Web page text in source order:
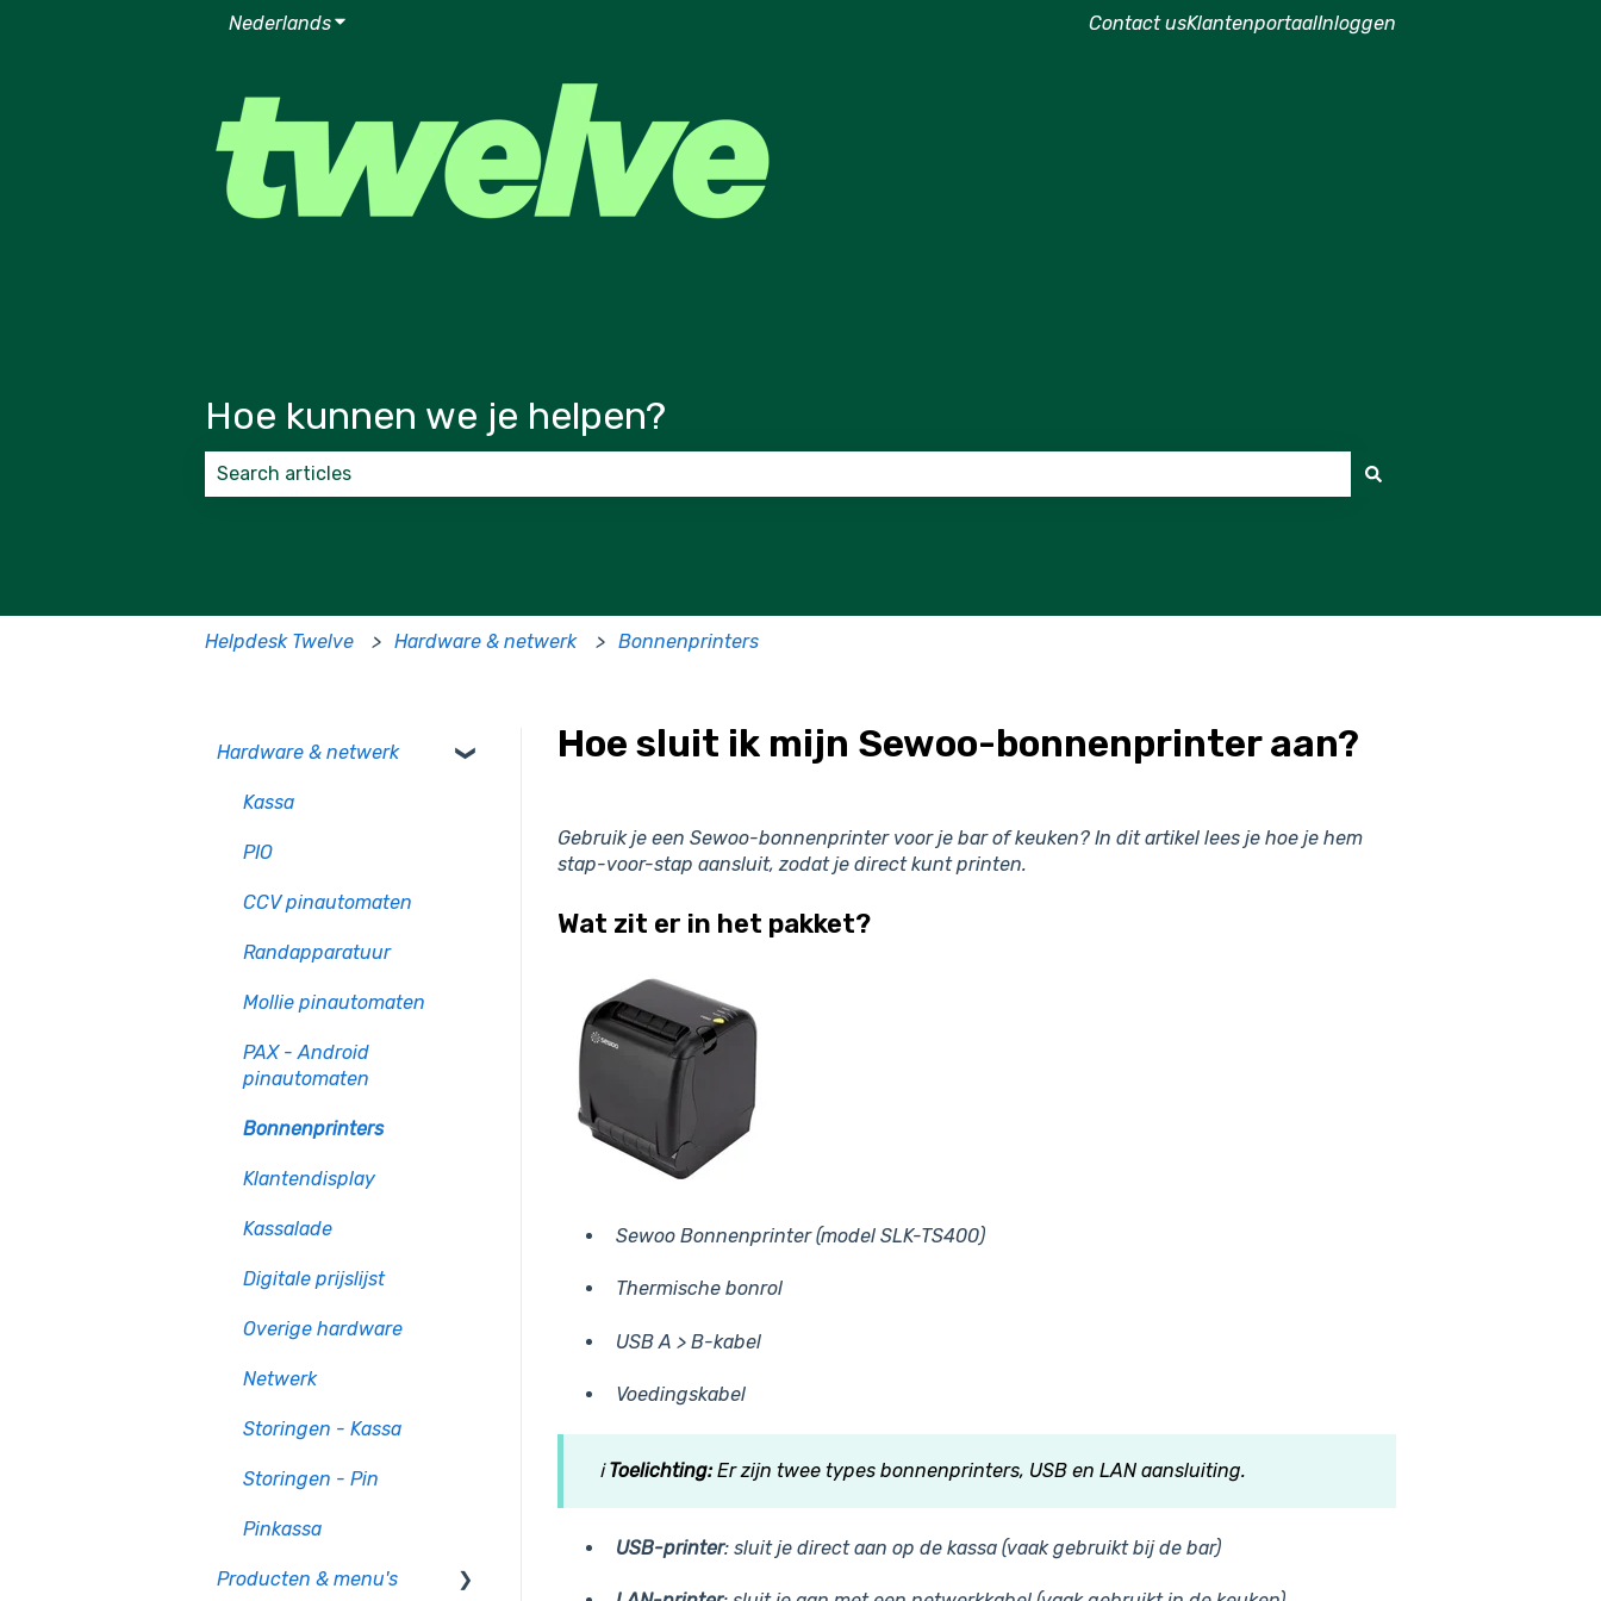
NederlandsSubmenu tonen voor vertalingen Contact usKlantenportaalInloggen
Hoe kunnen we je helpen?
Helpdesk Twelve Hardware & netwerk Bonnenprinters
Hoe sluit ik mijn Sewoo-bonnenprinter aan?
Gebruik je een Sewoo-bonnenprinter voor je bar of keuken? In dit artikel lees je hoe je hem
stap-voor-stap aansluit, zodat je direct kunt printen.
Wat zit er in het pakket?
Sewoo Bonnenprinter (model SLK-TS400)
Thermische bonrol
USB A > B-kabel
Voedingskabel
ℹ️Toelichting:Er zijn twee types bonnenprinters, USB en LAN aansluiting.
USB-printer: sluit je direct aan op de kassa (vaak gebruikt bij de bar)
Hardware & netwerk
Kassa
PIO
CCV pinautomaten
Randapparatuur
Mollie pinautomaten
PAX - Android
pinautomaten
Bonnenprinters
Klantendisplay
Kassalade
Digitale prijslijst
Overige hardware
Netwerk
Storingen - Kassa
Storingen - Pin
Pinkassa
Producten & menu's